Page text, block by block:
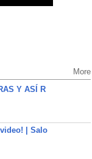
More
Y ASÍ R
| Salo